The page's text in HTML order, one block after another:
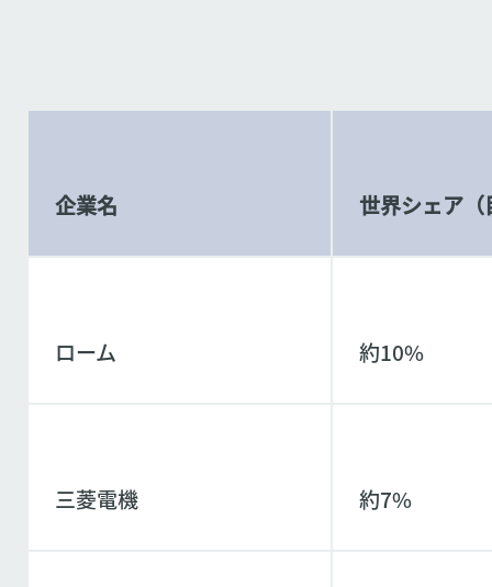
企業名 世界シェア（
ローム 約10%
三菱電機 約7%